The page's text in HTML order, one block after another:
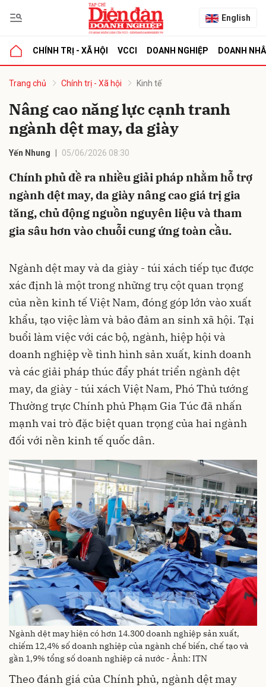
English
CHÍNH TRỊ - XÃ HỘI VCCI DOANH NGHIỆP DOANH
Trang chủ Chính trị - Xã hội Kinh tế
Nâng cao năng lực cạnh tranh
ngành dệt may, da giày
Yến Nhung 05/06/2026 08:30
Chính phủ đề ra nhiều giải pháp nhằm hỗ trợ
ngành dệt may, da giày nâng cao giá trị gia
tăng, chủ động nguồn nguyên liệu và tham
gia sâu hơn vào chuỗi cung ứng toàn cầu.
Ngành dệt may và da giày - túi xách tiếp tục được
xác định là một trong những trụ cột quan trọng
của nền kinh tế Việt Nam, đóng góp lớn vào xuất
khẩu, tạo việc làm và bảo đảm an sinh xã hội. Tại
buổi làm việc với các bộ, ngành, hiệp hội và
doanh nghiệp về tình hình sản xuất, kinh doanh
và các giải pháp thúc đẩy phát triển ngành dệt
may, da giày - túi xách Việt Nam, Phó Thủ tướng
Thường trực Chính phủ Phạm Gia Túc đã nhấn
mạnh vai trò đặc biệt quan trọng của hai ngành
đối với nền kinh tế quốc dân.
Ngành dệt may hiện có hơn 14.300 doanh nghiệp sản xuất,
chiếm 12,4% số doanh nghiệp của ngành chế biến, chế tạo và
gần 1,9% tổng số doanh nghiệp cả nước - Ảnh: ITN
Theo đánh giá của Chính phủ, ngành dệt may
luận
Hủy